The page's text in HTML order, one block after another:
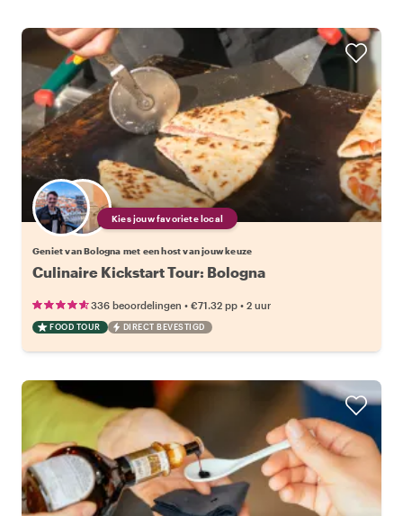
Kies jouw favoriete local
Geniet van Bologna met een host van jouw keuze
Culinaire Kickstart Tour: Bologna
336 beoordelingen • €71.32 pp • 2 uur
FOOD TOUR DIRECT BEVESTIGD